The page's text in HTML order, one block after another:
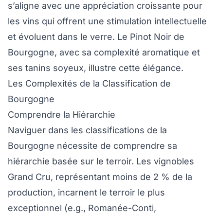
s’aligne avec une appréciation croissante pour
les vins qui offrent une stimulation intellectuelle
et évoluent dans le verre. Le Pinot Noir de
Bourgogne, avec sa complexité aromatique et
ses tanins soyeux, illustre cette élégance.
Les Complexités de la Classification de
Bourgogne
Comprendre la Hiérarchie
Naviguer dans les classifications de la
Bourgogne nécessite de comprendre sa
hiérarchie basée sur le terroir. Les vignobles
Grand Cru, représentant moins de 2 % de la
production, incarnent le terroir le plus
exceptionnel (e.g., Romanée-Conti,